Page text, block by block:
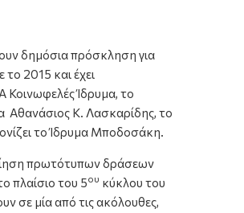
δημόσια πρόσκληση για
2015 και έχει
Ίδρυμα, το
Αθανάσιος Κ. Λασκαρίδης, το
το Ίδρυμα Μποδοσάκη.
πρωτότυπων δράσεων
πλαίσιο του 5ου κύκλου του
σε μία από τις ακόλουθες,